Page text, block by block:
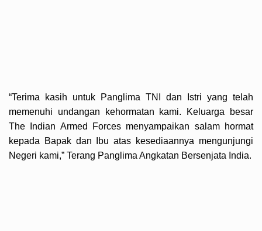
“Terima kasih untuk Panglima TNI dan Istri yang telah
memenuhi undangan kehormatan kami. Keluarga besar
The Indian Armed Forces menyampaikan salam hormat
kepada Bapak dan Ibu atas kesediaannya mengunjungi
Negeri kami,” Terang Panglima Angkatan Bersenjata India.